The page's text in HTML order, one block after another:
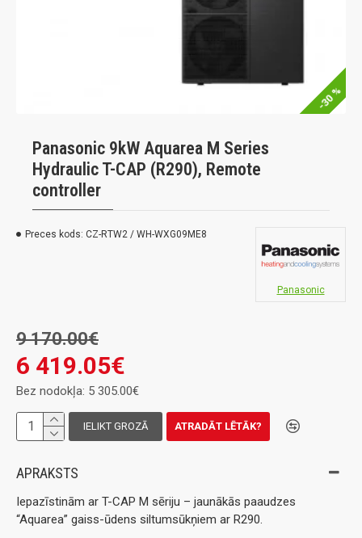
-30 %
Panasonic 9kW Aquarea M Series
Hydraulic T-CAP (R290), Remote
controller
Preces kods: CZ-RTW2 / WH-WXG09ME8
Panasonic
6 419.05€
9 170.00€
Bez nodokļa: 5 305.00€
IELIKT GROZĀ ATRADĀT LĒTĀK?
APRAKSTS
Iepazīstinām ar T-CAP M sēriju – jaunākās paaudzes
“Aquarea” gaiss-ūdens siltumsūkņiem ar R290.